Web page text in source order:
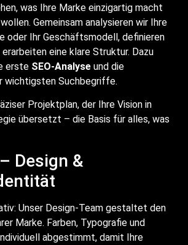
was Ihre Marke einzigartig macht
Gemeinsam analysieren wir Ihre
oder Ihr Geschäftsmodell, definieren
eine klare Struktur. Dazu
erste SEO-Analyse und die
wichtigsten Suchbegriffe.
Projektplan, der Ihre Vision in
übersetzt – die Basis für alles, was
Design &
Unser Design-Team gestaltet den
Marke. Farben, Typografie und
abgestimmt, damit Ihre